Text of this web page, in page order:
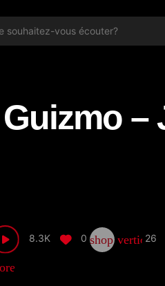
Guizmo –
8.3K 0 shop_two 26